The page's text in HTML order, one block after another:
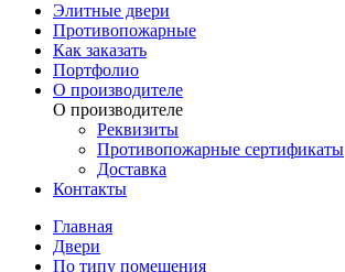
Элитные двери
Противопожарные
Как заказать
Портфолио
О производителе
О производителе
Реквизиты
Противопожарные сертификаты
Доставка
Контакты
Главная
Двери
По типу помещения